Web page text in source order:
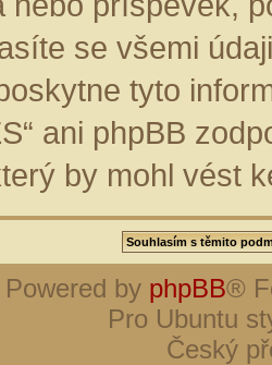
se všemi
tyto
ani phpBB
by mohl vést
Powered by phpBB®
Pro Ubuntu
Český